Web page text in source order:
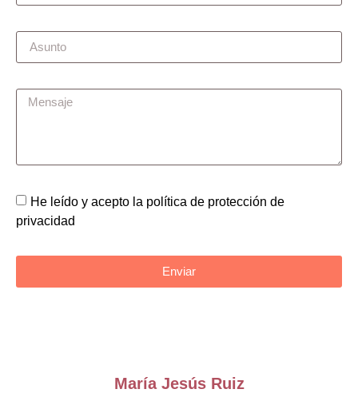
He leído y acepto la política de protección de
privacidad
Enviar
María Jesús Ruiz